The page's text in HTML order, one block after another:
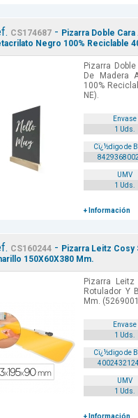
CS174687 - Pizarra Doble
Negro 100% Reciclable
Pizarra
De Madera
100%
NE).
Envase
1 Uds.
Cï¿½digo de
UMV
1 Uds.
+ Información
CS160244 - Pizarra Leitz
150X60X380 Mm.
Pizarra
Rotulador Y
Mm.
Envase
1 Uds.
Cï¿½digo de
UMV
1 Uds.